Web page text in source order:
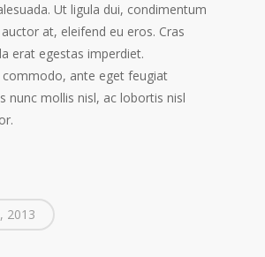
Ut ligula dui, condimentum
at, eleifend eu eros. Cras
erat egestas imperdiet.
commodo, ante eget feugiat
nunc mollis nisl, ac lobortis nisl
2013